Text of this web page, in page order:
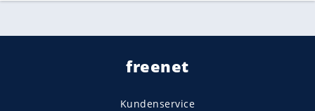
freenet
Kundenservice